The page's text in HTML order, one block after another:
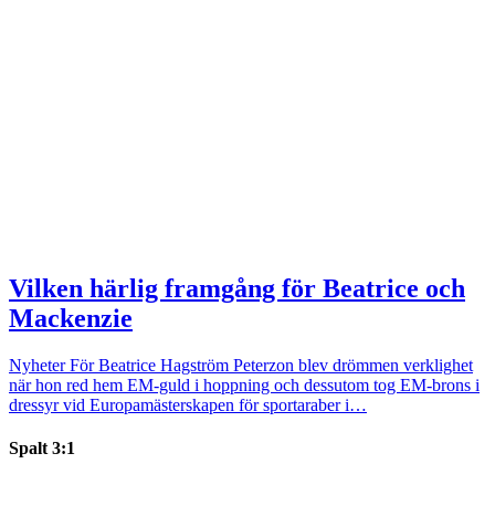
Vilken härlig framgång för Beatrice och
Mackenzie
Nyheter För Beatrice Hagström Peterzon blev drömmen verklighet
när hon red hem EM-guld i hoppning och dessutom tog EM-brons i
dressyr vid Europamästerskapen för sportaraber i…
Spalt 3:1